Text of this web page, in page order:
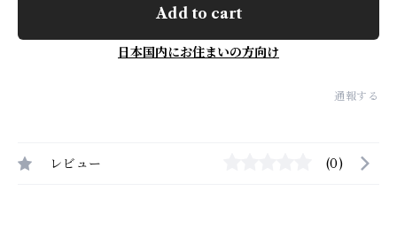
Add to cart
日本国内にお住まいの方向け
通報する
レビュー (0)